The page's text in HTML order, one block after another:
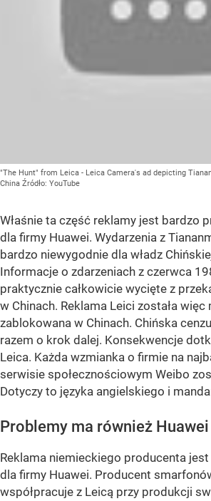
"The Hunt" from Leica - Leica Camera's ad depicting
China Źródło: YouTube
Właśnie ta część reklamy jest bardzo
dla firmy Huawei. Wydarzenia z
bardzo niewygodnie dla władz
Informacje o zdarzeniach z czerwca
praktycznie całkowicie wycięte z
w Chinach. Reklama Leici została
zablokowana w Chinach. Chińska
razem o krok dalej. Konsekwencje
Leica. Każda wzmianka o firmie na
serwisie społecznościowym Weibo
Dotyczy to języka angielskiego i
Problemy ma również Huawei
Reklama niemieckiego producenta
dla firmy Huawei. Producent
współpracuje z Leicą przy produkcji